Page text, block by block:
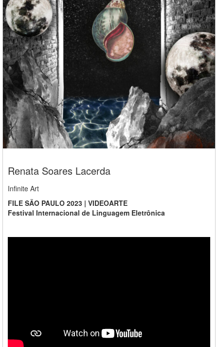
Renata Soares Lacerda
Infinite Art
FILE SÃO PAULO 2023 | VIDEOARTE
Festival Internacional de Linguagem Eletrônica